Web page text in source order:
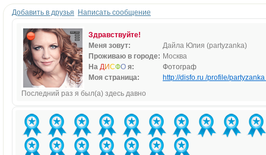
Добавить в друзья Написать сообщение
Здравствуйте!
Меня зовут:
Дайла Юлия (partyzanka)
Проживаю в городе: Москва
На ДИСФО я:
Фотограф
Моя страница:
http://disfo.ru /profile/partyzanka
Последний раз я был(а) здесь давно